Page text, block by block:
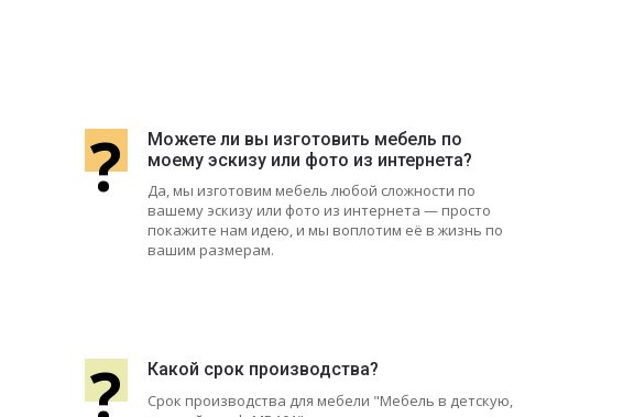
?
Можете ли вы изготовить мебель по
моему эскизу или фото из интернета?
Да, мы изготовим мебель любой сложности по
вашему эскизу или фото из интернета — просто
покажите нам идею, и мы воплотим её в жизнь по
вашим размерам.
? Какой срок производства?
Срок производства для мебели "Мебель в детскую,